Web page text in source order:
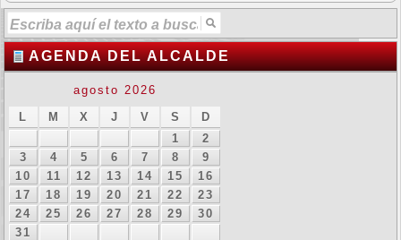
AGENDA DEL ALCALDE
agosto 2026
L
M X J V S D
1
2
3
4 5 6 7 8
9
10
11 12 13 14 15
16
17
18 19 20 21 22
23
24
25 26 27 28 29
30
31